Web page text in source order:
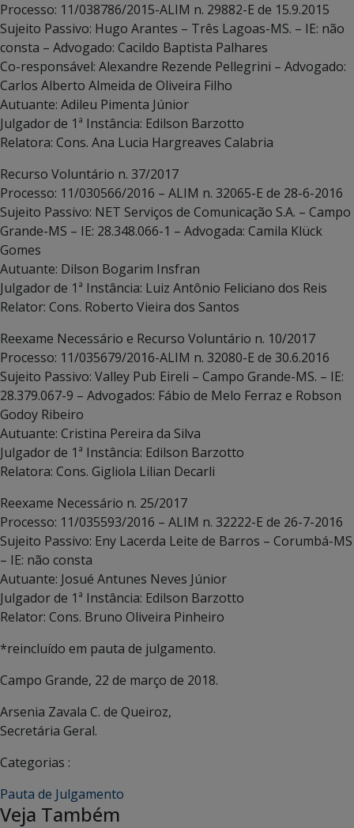
Processo: 11/038786/2015-ALIM n. 29882-E de 15.9.2015
Sujeito Passivo: Hugo Arantes – Três Lagoas-MS. – IE: não
consta – Advogado: Cacildo Baptista Palhares
Co-responsável: Alexandre Rezende Pellegrini – Advogado:
Carlos Alberto Almeida de Oliveira Filho
Autuante: Adileu Pimenta Júnior
Julgador de 1ª Instância: Edilson Barzotto
Relatora: Cons. Ana Lucia Hargreaves Calabria
Recurso Voluntário n. 37/2017
Processo: 11/030566/2016 – ALIM n. 32065-E de 28-6-2016
Sujeito Passivo: NET Serviços de Comunicação S.A. – Campo
Grande-MS – IE: 28.348.066-1 – Advogada: Camila Klück
Gomes
Autuante: Dilson Bogarim Insfran
Julgador de 1ª Instância: Luiz Antônio Feliciano dos Reis
Relator: Cons. Roberto Vieira dos Santos
Reexame Necessário e Recurso Voluntário n. 10/2017
Processo: 11/035679/2016-ALIM n. 32080-E de 30.6.2016
Sujeito Passivo: Valley Pub Eireli – Campo Grande-MS. – IE:
28.379.067-9 – Advogados: Fábio de Melo Ferraz e Robson
Godoy Ribeiro
Autuante: Cristina Pereira da Silva
Julgador de 1ª Instância: Edilson Barzotto
Relatora: Cons. Gigliola Lilian Decarli
Reexame Necessário n. 25/2017
Processo: 11/035593/2016 – ALIM n. 32222-E de 26-7-2016
Sujeito Passivo: Eny Lacerda Leite de Barros – Corumbá-MS
– IE: não consta
Autuante: Josué Antunes Neves Júnior
Julgador de 1ª Instância: Edilson Barzotto
Relator: Cons. Bruno Oliveira Pinheiro
*reincluído em pauta de julgamento.
Campo Grande, 22 de março de 2018.
Arsenia Zavala C. de Queiroz,
Secretária Geral.
Categorias :
Pauta de Julgamento
Veja Também